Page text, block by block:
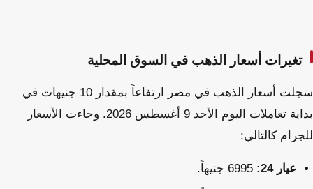
تغيرات أسعار الذهب في السوق المحلية
سجلت أسعار الذهب في مصر ارتفاعاً بمقدار 10 جنيهات في
بداية تعاملات اليوم الأحد 9 أغسطس 2026. وجاءت الأسعار
للجرام كالتالي:
عيار 24: